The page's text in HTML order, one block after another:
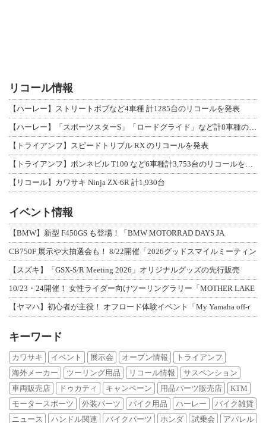
リコール情報
【ハーレー】ストリートボブなど4車種 計1285台のリコールを発表
【ハーレー】「スポーツスターS」「ロードグライド」など計8車種のリコールを発表
【トライアンフ】スピードトリプル RX のリコールを発表
【トライアンフ】ボンネビル T100 など6車種計3,753台のリコールを発表
【リコール】カワサキ Ninja ZX-6R 計1,930台
イベント情報
【BMW】新型 F450GS も登場！「BMW MOTORRAD DAYS JA
CB750F 展示や大抽選会も！ 8/22開催「2026グッドスマイルミーティン
【スズキ】「GSX-S/R Meeting 2026」オリジナルグッズの先行販売
10/23・24開催！ 女性ライダー向けツーリングラリー「MOTHER LAKE
【ヤマハ】初心者が主役！ オフロード体験イベント「My Yamaha off-r
キーワード
カワサキ イベント 展示会 オープン情報
トライアンフ
海外メーカー
ツーリング用品 リコール情報
サスペンション
車両販売店
ドゥカティ キャンペーン 用品パーツ販売店
KTM
モータースポーツ
外装パーツ バイク用品 ハーレー
バイク雑貨
ニュース
ハンドル関連 バイクパーツ ホンダ 試乗会 アパレル